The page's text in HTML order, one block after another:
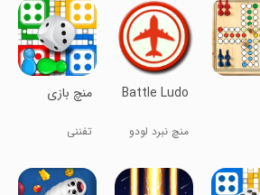
Battle Ludo
منچ نبرد لودو
‏منچ بازی
تفننی